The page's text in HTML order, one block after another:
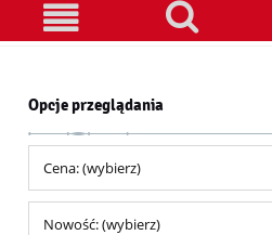
Opcje przeglądania
Cena: (wybierz)
Nowość: (wybierz)